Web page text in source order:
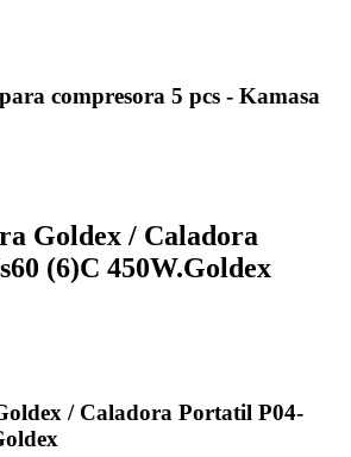
compresora 5 pcs - Kamasa
Goldex / Caladora
(6)C 450W.Goldex
/ Caladora Portatil P04-